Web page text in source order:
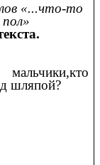
«...что-то
пол»
шляпой?